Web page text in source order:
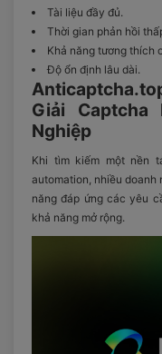
Tài liệu đầy đủ.
Thời gian phản hồi
Khả năng tương thích
Độ ổn định lâu dài.
Giải
Nghiệp
Khi tìm kiếm một nền
automation, nhiều doanh
năng đáp ứng các yêu
khả năng mở rộng.